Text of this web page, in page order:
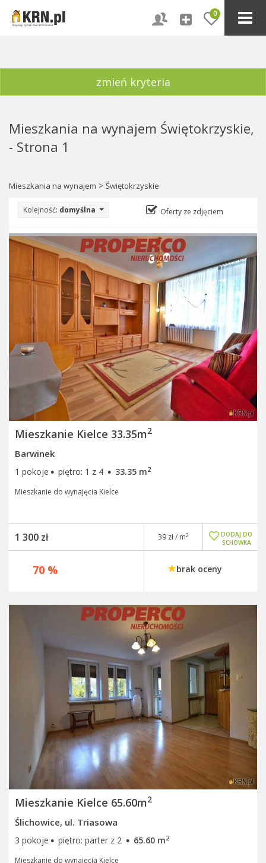
0
zmień kryteria
Mieszkania na wynajem Świętokrzyskie,
- Strona 1
Mieszkania na wynajem > Świętokrzyskie
Kolejność: domyślna Oferty ze zdjęciem
Mieszkanie Kielce 33.35m2
Barwinek
1 pokoje · piętro: 1 z 4 · 33.35 m2
Mieszkanie do wynajęcia Kielce
1 300 zł
DODAJ DO
SCHOWKA
39 zł / m2
70 % brak oceny
Mieszkanie Kielce 65.60m2
Ślichowice, ul. Triasowa
3 pokoje · piętro: parter z 2 · 65.60 m2
Mieszkanie do wynajęcia Kielce